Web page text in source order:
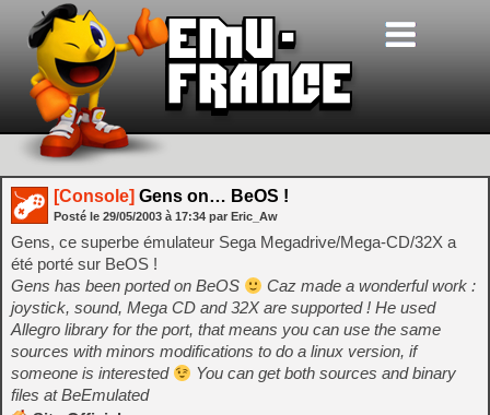
[Console] Gens on… BeOS !
Posté le 29/05/2003 à 17:34 par Eric_Aw
Gens, ce superbe émulateur Sega Megadrive/Mega-CD/32X a
été porté sur BeOS !
Gens has been ported on BeOS
Caz made a wonderful work :
joystick, sound, Mega CD and 32X are supported ! He used
Allegro library for the port, that means you can use the same
sources with minors modifications to do a linux version, if
someone is interested
You can get both sources and binary
files at BeEmulated